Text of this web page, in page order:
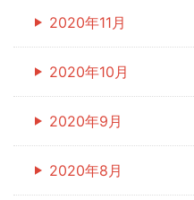
2020年11月
2020年10月
2020年9月
2020年8月